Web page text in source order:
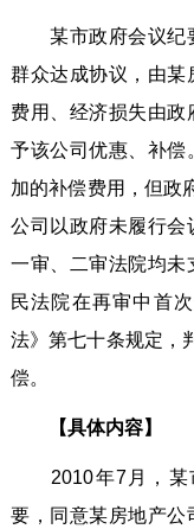
某市政府会议纪要
群众达成协议，由某
费用、经济损失由
予该公司优惠、补偿
加的补偿费用，但政
公司以政府未履行会
一审、二审法院均未
民法院在再审中首
法》第七十条规定，
偿。
【具体内容】
2010年7月，某
要，同意某房地产公